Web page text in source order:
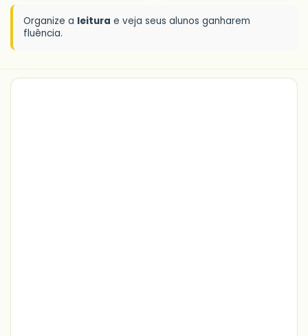
de cliente
Organize a leitura e veja seus alunos ganharem
fluência.